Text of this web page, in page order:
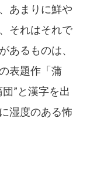
あまりに鮮や
それはそれで
あるものは、
表題作「蒲
”と漢字を出
湿度のある怖